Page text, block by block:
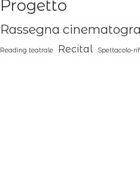
Progetto
Rassegna
Reading teatrale Recital Spettacolo-